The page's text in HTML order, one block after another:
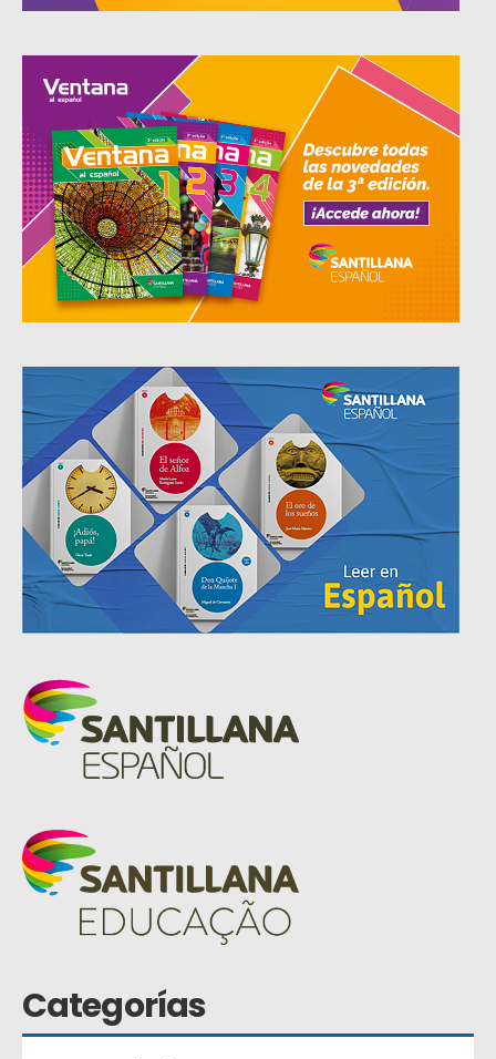
Categorías